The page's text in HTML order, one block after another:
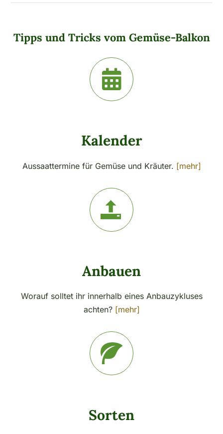
Tipps und Tricks vom Gemüse-Balkon
Kalender
Aussaattermine für Gemüse und Kräuter. [mehr]
Anbauen
Worauf solltet ihr innerhalb eines Anbauzykluses
achten? [mehr]
Sorten